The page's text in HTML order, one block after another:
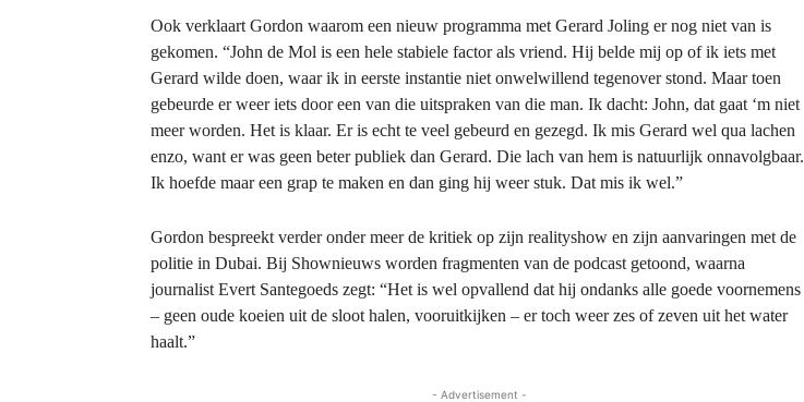
Ook verklaart Gordon waarom een nieuw programma met Gerard Joling er nog niet van is
gekomen. “John de Mol is een hele stabiele factor als vriend. Hij belde mij op of ik iets met
Gerard wilde doen, waar ik in eerste instantie niet onwelwillend tegenover stond. Maar toen
gebeurde er weer iets door een van die uitspraken van die man. Ik dacht: John, dat gaat ‘m niet
meer worden. Het is klaar. Er is echt te veel gebeurd en gezegd. Ik mis Gerard wel qua lachen
enzo, want er was geen beter publiek dan Gerard. Die lach van hem is natuurlijk onnavolgbaar.
Ik hoefde maar een grap te maken en dan ging hij weer stuk. Dat mis ik wel.”
Gordon bespreekt verder onder meer de kritiek op zijn realityshow en zijn aanvaringen met de
politie in Dubai. Bij Shownieuws worden fragmenten van de podcast getoond, waarna
journalist Evert Santegoeds zegt: “Het is wel opvallend dat hij ondanks alle goede voornemens
– geen oude koeien uit de sloot halen, vooruitkijken – er toch weer zes of zeven uit het water
haalt.”
- Advertisement -